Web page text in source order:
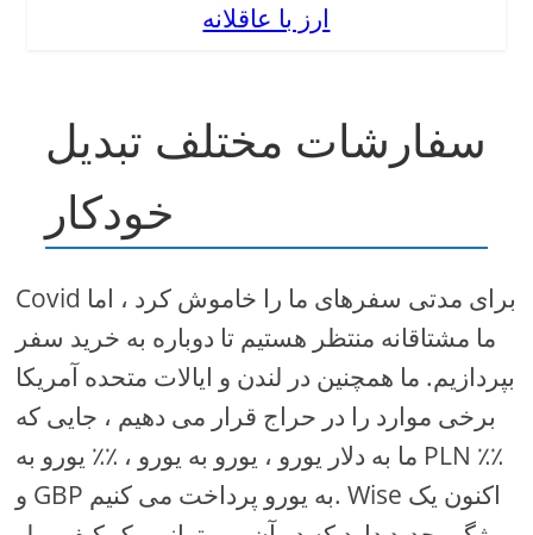
ارز با عاقلانه
سفارشات مختلف تبدیل
خودکار
Covid برای مدتی سفرهای ما را خاموش کرد ، اما
ما مشتاقانه منتظر هستیم تا دوباره به خرید سفر
بپردازیم. ما همچنین در لندن و ایالات متحده آمریکا
برخی موارد را در حراج قرار می دهیم ، جایی که
ما به دلار یورو ، یورو به یورو ، ٪٪ یورو به PLN ٪٪
و GBP به یورو پرداخت می کنیم. Wise اکنون یک